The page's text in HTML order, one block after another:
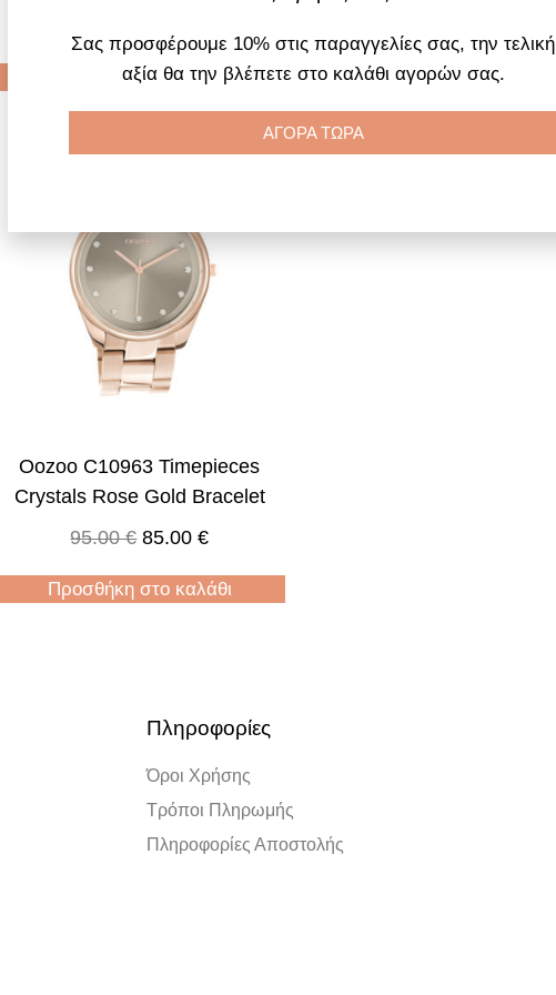
Προσθήκη στο καλάθι Προσθήκη στο καλάθι
Oozoo C10963 Timepieces
Crystals Rose Gold Bracelet
95.00€ 85.00€
Προσθήκη στο καλάθι
Πληροφορίες
Όροι Χρήσης
Τρόποι Πληρωμής
Πληροφορίες Αποστολής
Σας προσφέρουμε 10% στις παραγγελίες σας, την τελική
αξία θα την βλέπετε στο καλάθι αγορών σας.
ΑΓΟΡΑ ΤΩΡΑ